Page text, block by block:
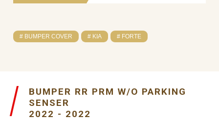
# BUMPER COVER # KIA # FORTE
BUMPER RR PRM W/O PARKING
SENSER
2022 - 2022